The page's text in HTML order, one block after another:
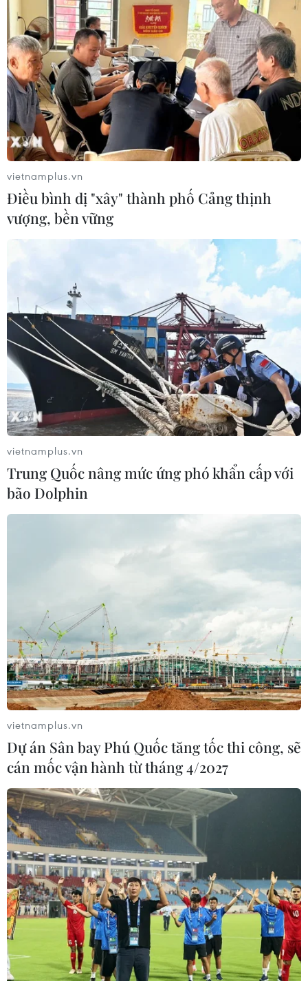
vietnamplus.vn
Điều bình dị "xây" thành phố Cảng thịnh
vượng, bền vững
vietnamplus.vn
Trung Quốc nâng mức ứng phó khẩn cấp với
bão Dolphin
vietnamplus.vn
Dự án Sân bay Phú Quốc tăng tốc thi công, sẽ
cán mốc vận hành từ tháng 4/2027